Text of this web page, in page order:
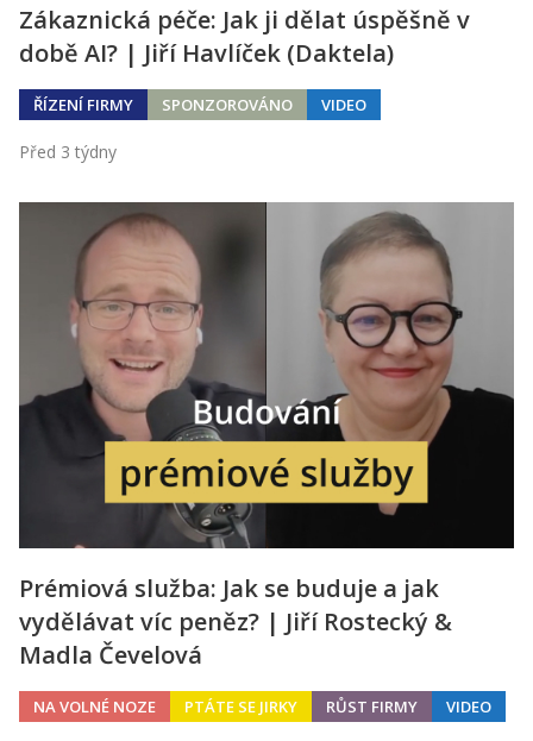
Zákaznická péče: Jak ji dělat úspěšně v
době AI? | Jiří Havlíček (Daktela)
ŘÍZENÍ FIRMY SPONZOROVÁNO VIDEO
Před 3 týdny
Prémiová služba: Jak se buduje a jak
vydělávat víc peněz? | Jiří Rostecký &
Madla Čevelová
NA VOLNÉ NOZE PTÁTE SE JIRKY RŮST FIRMY VIDEO